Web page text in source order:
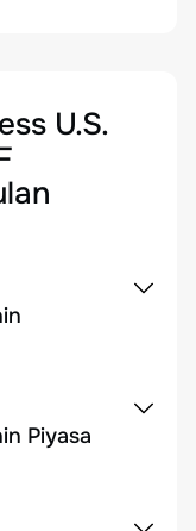
U.S.
Piyasa